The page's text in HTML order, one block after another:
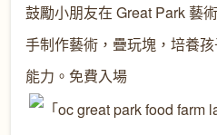
鼓勵小朋友在 Great Park藝術
手制作藝術 ， 疊玩塊 ，培養孩
能力 。免費入場